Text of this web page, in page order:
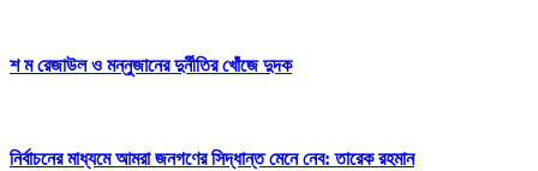
শ ম রেজাউল ও মন্নুজানের দুর্নীতির খোঁজে দুদক
নির্বাচনের মাধ্যমে আমরা জনগণের সিদ্ধান্ত মেনে নেব: তারেক রহমান